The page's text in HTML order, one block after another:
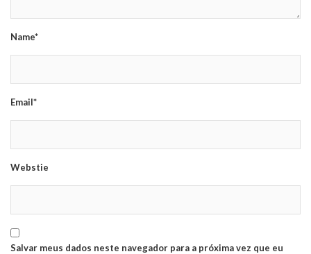
Name*
Email*
Webstie
Salvar meus dados neste navegador para a próxima vez que eu